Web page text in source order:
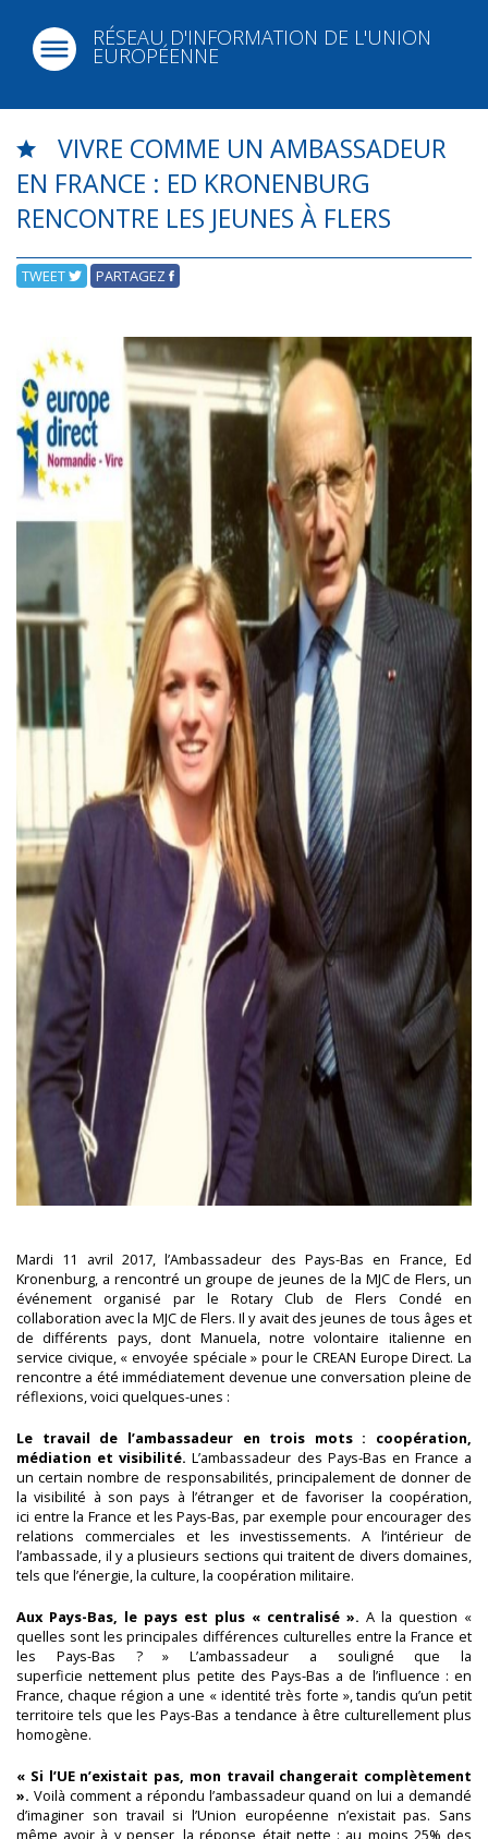
RÉSEAU D'INFORMATION DE L'UNION
EUROPÉENNE
VIVRE COMME UN AMBASSADEUR
EN FRANCE : ED KRONENBURG
RENCONTRE LES JEUNES À FLERS
TWEET PARTAGEZ
Mardi 11 avril 2017, l’Ambassadeur des Pays-Bas en France, Ed
Kronenburg, a rencontré un groupe de jeunes de la MJC de Flers, un
événement organisé par le Rotary Club de Flers Condé en
collaboration avec la MJC de Flers. Il y avait des jeunes de tous âges et
de différents pays, dont Manuela, notre volontaire italienne en
service civique, « envoyée spéciale » pour le CREAN Europe Direct. La
rencontre a été immédiatement devenue une conversation pleine de
réflexions, voici quelques-unes :
Le travail de l’ambassadeur en trois mots : coopération,
médiation et visibilité.L’ambassadeur des Pays-Bas en France a
un certain nombre de responsabilités, principalement de donner de
la visibilité à son pays à l’étranger et de favoriser la coopération,
ici entre la France et les Pays-Bas, par exemple pour encourager des
relations commerciales et les investissements. A l’intérieur de
l’ambassade, il y a plusieurs sections qui traitent de divers domaines,
tels que l’énergie, la culture, la coopération militaire.
Aux Pays-Bas, le pays est plus « centralisé ». A la question «
quelles sont les principales différences culturelles entre la France et
les Pays-Bas ? » L’ambassadeur a souligné que la
superficie nettement plus petite des Pays-Bas a de l’influence : en
France, chaque région a une « identité très forte », tandis qu’un petit
territoire tels que les Pays-Bas a tendance à être culturellement plus
homogène.
« Si l’UE n’existait pas, mon travail changerait complètement
». Voilà comment a répondu l’ambassadeur quand on lui a demandé
d’imaginer son travail si l’Union européenne n’existait pas. Sans
même avoir à y penser, la réponse était nette : au moins 25% des